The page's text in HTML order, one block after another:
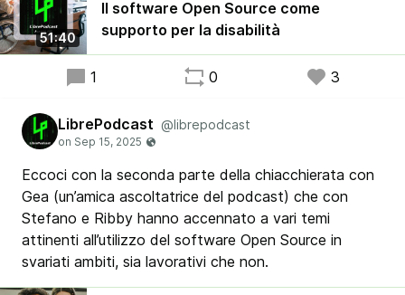
51:40
Il software Open Source come
supporto per la disabilità
1 0 3
LibrePodcast @librepodcast
Eccoci con la seconda parte della chiacchierata con
Gea (un’amica ascoltatrice del podcast) che con
Stefano e Ribby hanno accennato a vari temi
attinenti all’utilizzo del software Open Source in
svariati ambiti, sia lavorativi che non.